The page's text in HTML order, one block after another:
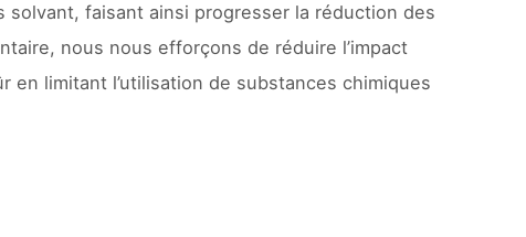
solvant, faisant ainsi progresser la réduction des
nous nous efforçons de réduire l’impact
limitant l’utilisation de substances chimiques